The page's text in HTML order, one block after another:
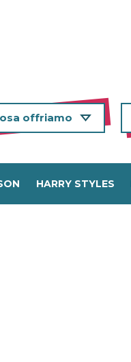
offriamo
HARRY STYLES